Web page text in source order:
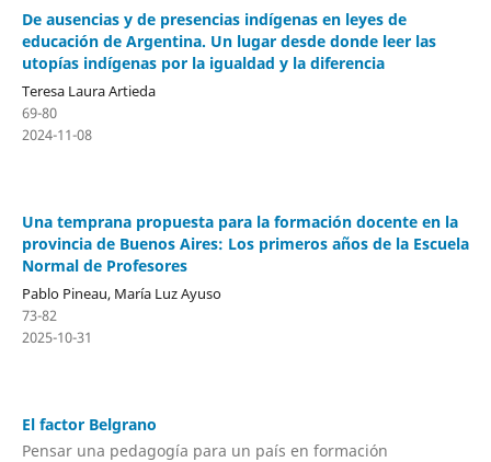
De ausencias y de presencias indígenas en leyes de
educación de Argentina. Un lugar desde donde leer las
utopías indígenas por la igualdad y la diferencia
Teresa Laura Artieda
69-80
2024-11-08
Una temprana propuesta para la formación docente en la
provincia de Buenos Aires: Los primeros años de la Escuela
Normal de Profesores
Pablo Pineau, María Luz Ayuso
73-82
2025-10-31
El factor Belgrano
Pensar una pedagogía para un país en formación